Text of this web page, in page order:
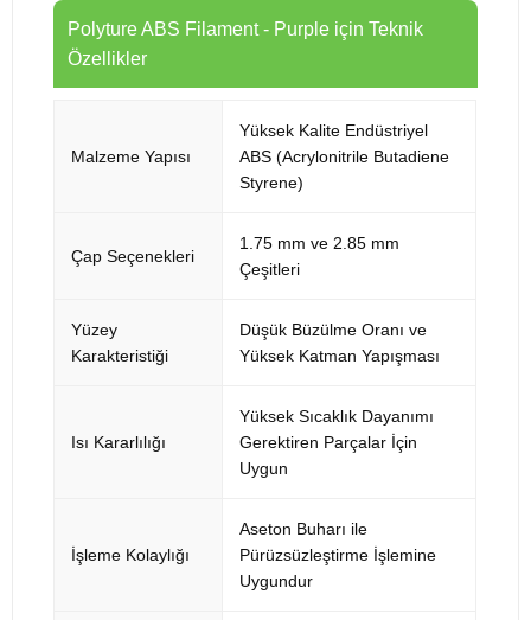
Polyture ABS Filament - Purple için Teknik
Özellikler
Malzeme Yapısı
Yüksek Kalite Endüstriyel
ABS (Acrylonitrile Butadiene
Styrene)
Çap Seçenekleri
1.75 mm ve 2.85 mm
Çeşitleri
Yüzey
Karakteristiği
Düşük Büzülme Oranı ve
Yüksek Katman Yapışması
Isı Kararlılığı
Yüksek Sıcaklık Dayanımı
Gerektiren Parçalar İçin
Uygun
İşleme Kolaylığı
Aseton Buharı ile
Pürüzsüzleştirme İşlemine
Uygundur